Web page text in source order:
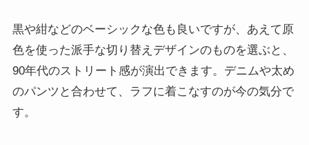
黒や紺などのベーシックな色も良いですが、あえて原
色を使った派手な切り替えデザインのものを選ぶと、
90年代のストリート感が演出できます。デニムや太め
のパンツと合わせて、ラフに着こなすのが今の気分で
す。